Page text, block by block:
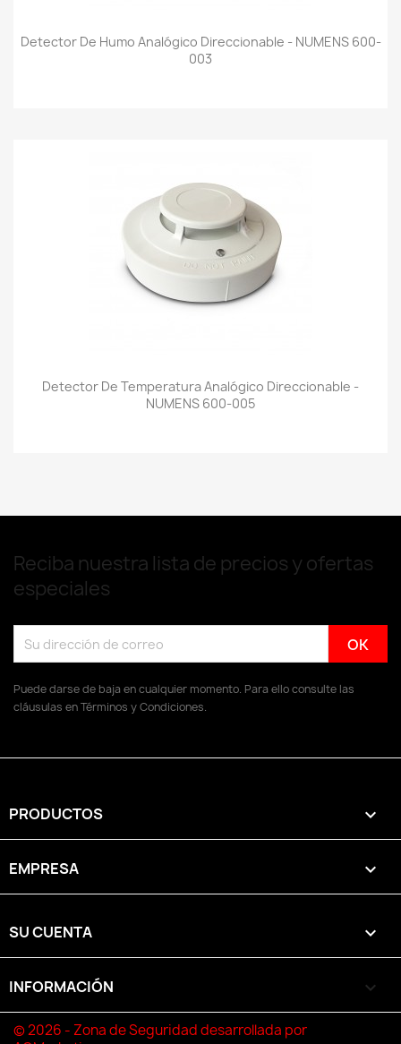
Detector De Humo Analógico Direccionable - NUMENS 600-
003
Detector De Temperatura Analógico Direccionable -
NUMENS 600-005
Reciba nuestra lista de precios y ofertas
especiales
Puede darse de baja en cualquier momento. Para ello consulte las
cláusulas en Términos y Condiciones.
PRODUCTOS 
EMPRESA 
SU CUENTA 
INFORMACIÓN keyboard_arrow_down
© 2026 - Zona de Seguridad desarrollada por